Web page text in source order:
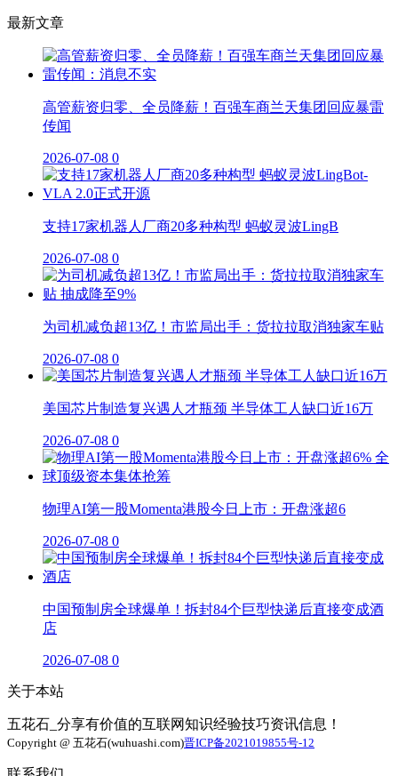
最新文章
高管薪资归零、全员降薪！百强车商兰天集团回应暴雷
传闻
2026-07-08 0
支持17家机器人厂商20多种构型 蚂蚁灵波LingB
2026-07-08 0
为司机减负超13亿！市监局出手：货拉拉取消独家车贴
2026-07-08 0
美国芯片制造复兴遇人才瓶颈 半导体工人缺口近16万
2026-07-08 0
物理AI第一股Momenta港股今日上市：开盘涨超6
2026-07-08 0
中国预制房全球爆单！拆封84个巨型快递后直接变成酒
店
2026-07-08 0
关于本站
五花石_分享有价值的互联网知识经验技巧资讯信息！
Copyright @ 五花石(wuhuashi.com)晋ICP备2021019855号-12